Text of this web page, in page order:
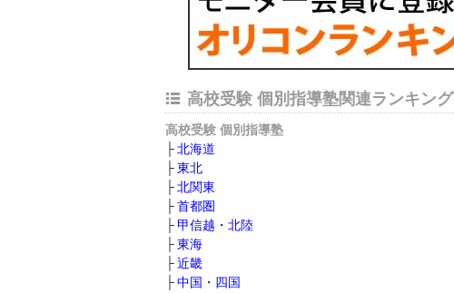
高校受験 個別指導塾関連ランキング
高校受験 個別指導塾
北海道
東北
北関東
首都圏
甲信越・北陸
東海
近畿
中国・四国